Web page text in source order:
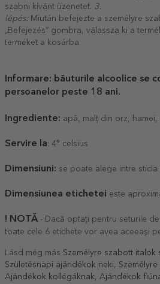
szabni kívánt üzenetet. 3.
lépés: Miután befejezte a személyre
„Befejezés” gombra, válassza ki a
terméket a kosárba.
Informare: băuturile alcoolice se
persoanelor peste 18 ani.
Ingrediente: apă, malț din orz,
Servire la: 4° celsius
Dimensiuni: se poate alege intre sticla
Dimensiunea etichetei este
! NOTĂ - Dacă optați pentru seturile
toate cele 6 etichete vor avea aceeași
Lásd még más Személyre szabott italok
Születésnapi ajándékok neki,
Ajándékok kollégáknak, Ajándékok